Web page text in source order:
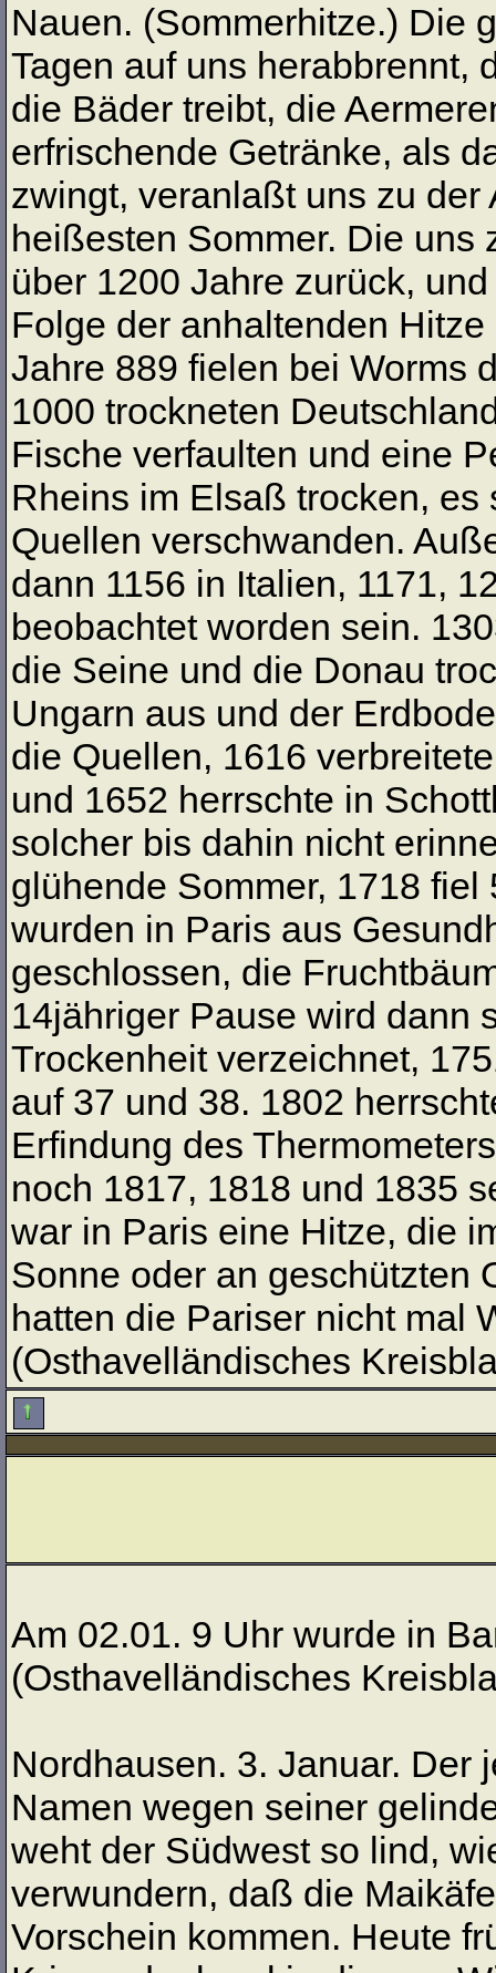
Nauen. (Sommerhitze.) Die
Tagen auf uns herabbrennt,
die Bäder treibt, die
erfrischende Getränke, als
zwingt, veranlaßt uns zu
heißesten Sommer. Die uns
über 1200 Jahre zurück,
Folge der anhaltenden
Jahre 889 fielen bei Worms
1000 trockneten
Fische verfaulten und eine
Rheins im Elsaß trocken,
Quellen verschwanden.
dann 1156 in Italien, 1171,
beobachtet worden sein.
die Seine und die Donau
Ungarn aus und der
die Quellen, 1616
und 1652 herrschte in
solcher bis dahin nicht
glühende Sommer, 1718
wurden in Paris aus
geschlossen, die
14jähriger Pause wird dann
Trockenheit verzeichnet,
auf 37 und 38. 1802
Erfindung des
noch 1817, 1818 und 1835
war in Paris eine Hitze, die
Sonne oder an geschützten
hatten die Pariser nicht mal
(Osthavelländisches
Am 02.01. 9 Uhr wurde in
(Osthavelländisches
Nordhausen. 3. Januar. Der
Namen wegen seiner
weht der Südwest so lind,
verwundern, daß die
Vorschein kommen. Heute